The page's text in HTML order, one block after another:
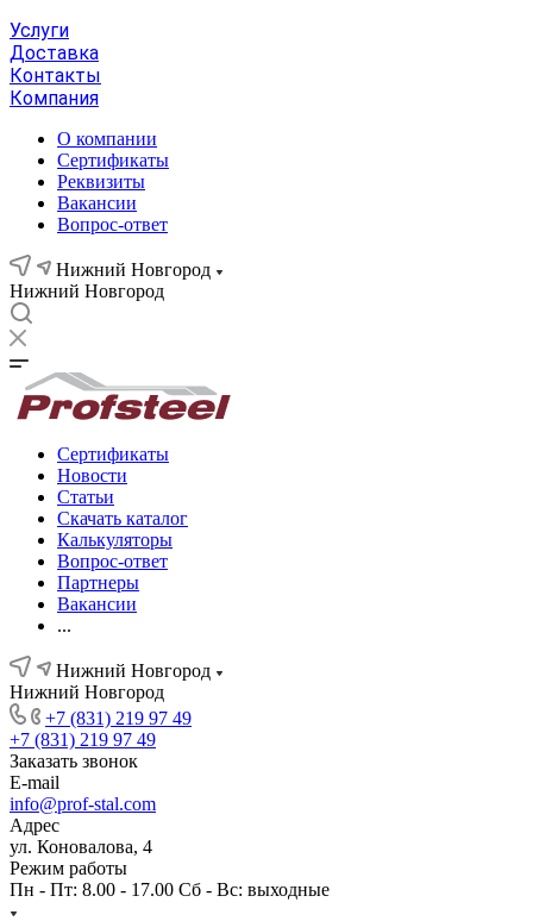
Услуги
Доставка
Контакты
Компания
О компании
Сертификаты
Реквизиты
Вакансии
Вопрос-ответ
Нижний Новгород
Нижний Новгород
Сертификаты
Новости
Статьи
Скачать каталог
Калькуляторы
Вопрос-ответ
Партнеры
Вакансии
...
Нижний Новгород
Нижний Новгород
+7 (831) 219 97 49
+7 (831) 219 97 49
Заказать звонок
E-mail
info@prof-stal.com
Адрес
ул. Коновалова, 4
Режим работы
Пн - Пт: 8.00 - 17.00 Сб - Вс: выходные